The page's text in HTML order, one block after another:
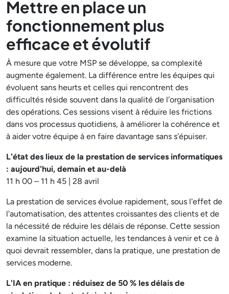
Mettre en place un
fonctionnement plus
efficace et évolutif
À mesure que votre MSP se développe, sa complexité
augmente également. La différence entre les équipes qui
évoluent sans heurts et celles qui rencontrent des
difficultés réside souvent dans la qualité de l'organisation
des opérations. Ces sessions visent à réduire les frictions
dans vos processus quotidiens, à améliorer la cohérence et
à aider votre équipe à en faire davantage sans s'épuiser.
L'état des lieux de la prestation de services informatiques
: aujourd'hui, demain et au-delà
11 h 00 – 11 h 45 | 28 avril
La prestation de services évolue rapidement, sous l'effet de
l'automatisation, des attentes croissantes des clients et de
la nécessité de réduire les délais de réponse. Cette session
examine la situation actuelle, les tendances à venir et ce à
quoi devrait ressembler, dans la pratique, une prestation de
services moderne.
L'IA en pratique : réduisez de 50 % les délais de